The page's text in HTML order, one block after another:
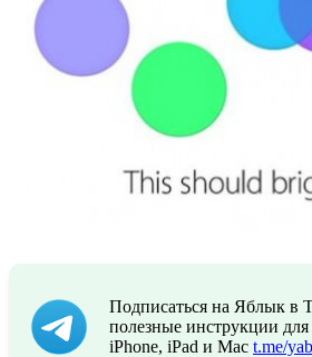
Подписаться на Яблык в
полезные инструкции для
iPhone, iPad и Mac t.me/